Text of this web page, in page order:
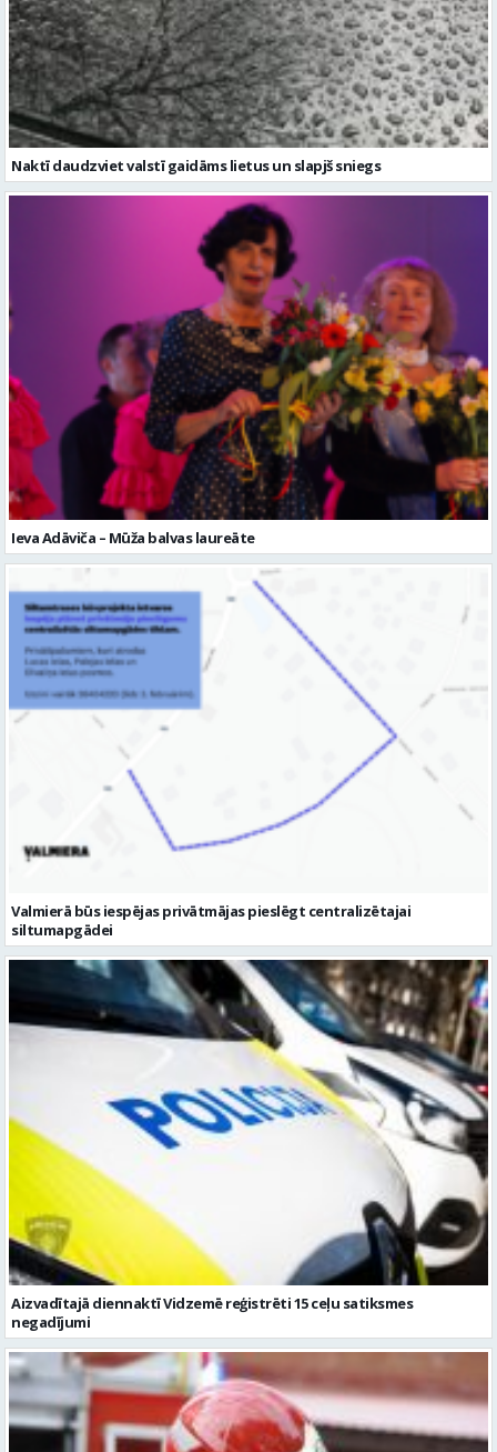
Naktī daudzviet valstī gaidāms lietus un slapjš sniegs
Ieva Adāviča – Mūža balvas laureāte
Valmierā būs iespējas privātmājas pieslēgt centralizētajai
siltumapgādei
Aizvadītajā diennaktī Vidzemē reģistrēti 15 ceļu satiksmes
negadījumi